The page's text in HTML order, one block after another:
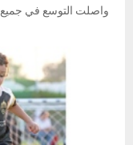
واصلت التوسع في